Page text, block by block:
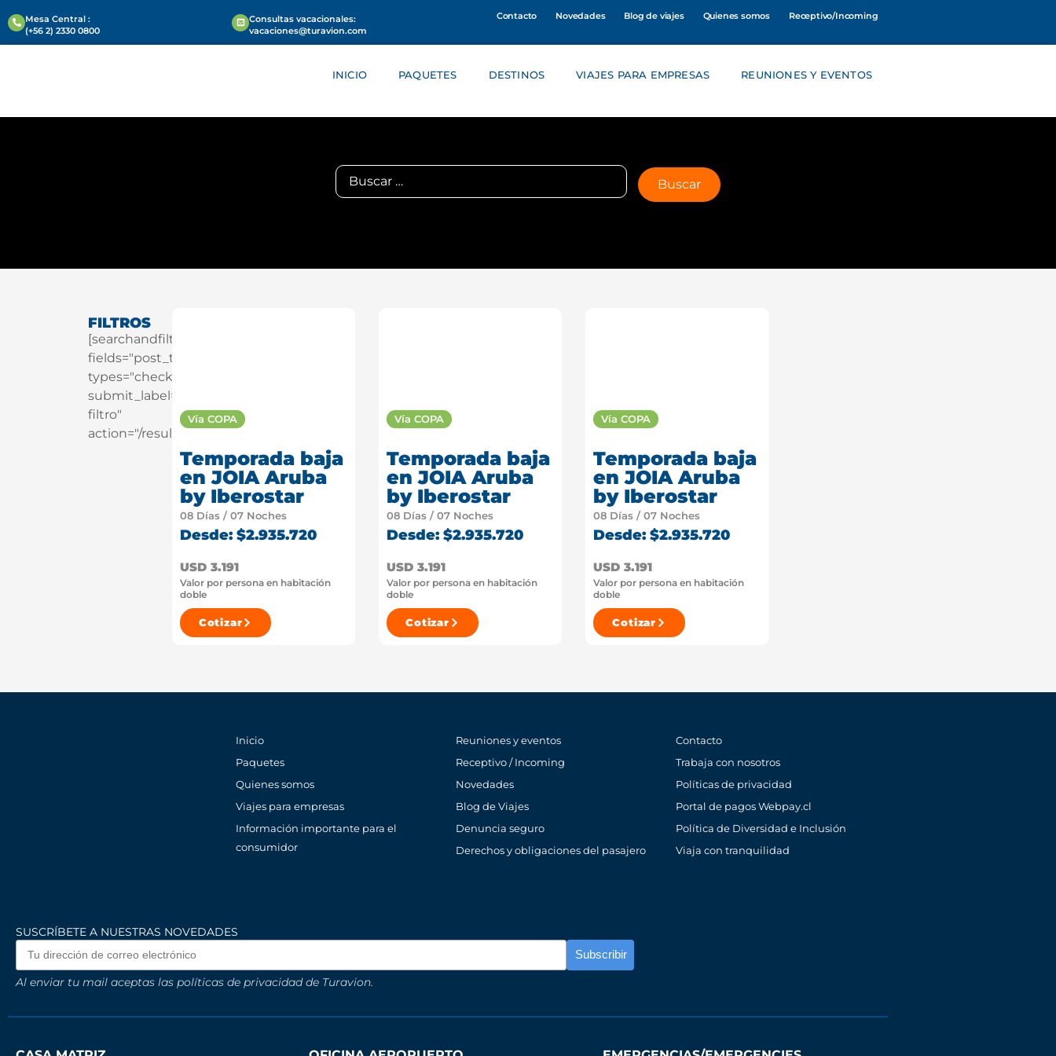
Mesa Central :
(+56 2) 2330 0800
Consultas vacacionales:
vacaciones@turavion.com
Contacto Novedades Blog de viajes Quienes somos Receptivo/Incoming
INICIO PAQUETES DESTINOS VIAJES PARA EMPRESAS REUNIONES Y EVENTOS
FILTROS
[searchandfilter
fields="post_tag"
types="checkbox"
submit_label="Aplicar
filtro"
action="/resultados"]
Vía COPA
Temporada baja
en JOIA Aruba
by Iberostar
08 Días / 07 Noches
Desde: $2.935.720
USD 3.191
Valor por persona en habitación
doble
Cotizar
Vía COPA
Temporada baja
en JOIA Aruba
by Iberostar
08 Días / 07 Noches
Desde: $2.935.720
USD 3.191
Valor por persona en habitación
doble
Cotizar
Vía COPA
Temporada baja
en JOIA Aruba
by Iberostar
08 Días / 07 Noches
Desde: $2.935.720
USD 3.191
Valor por persona en habitación
doble
Cotizar
Inicio
Paquetes
Quienes somos
Viajes para empresas
Información importante para el
consumidor
Reuniones y eventos
Receptivo / Incoming
Novedades
Blog de Viajes
Denuncia seguro
Derechos y obligaciones del pasajero
Contacto
Trabaja con nosotros
Políticas de privacidad
Portal de pagos Webpay.cl
Política de Diversidad e Inclusión
Viaja con tranquilidad
SUSCRÍBETE A NUESTRAS NOVEDADES
Al enviar tu mail aceptas las políticas de privacidad de Turavion.